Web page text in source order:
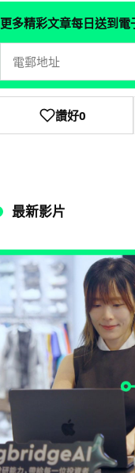
更多精彩文章每日送到電
讚好0
最新影片